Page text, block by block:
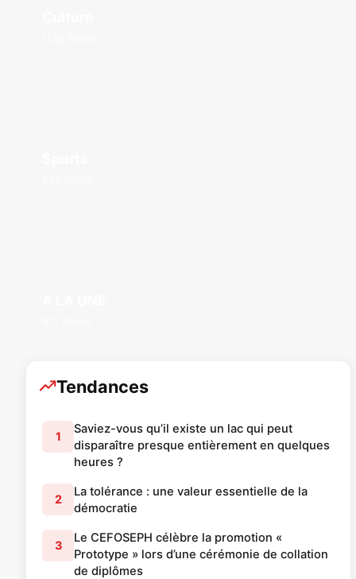
Tendances
1
Saviez-vous qu’il existe un lac qui peut
disparaître presque entièrement en quelques
heures ?
2
La tolérance : une valeur essentielle de la
démocratie
3
Le CEFOSEPH célèbre la promotion «
Prototype » lors d’une cérémonie de collation
de diplômes